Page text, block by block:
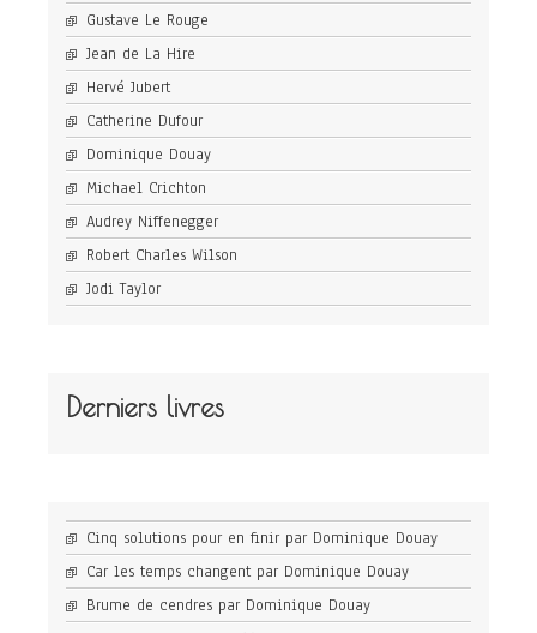
Gustave Le Rouge
Jean de La Hire
Hervé Jubert
Catherine Dufour
Dominique Douay
Michael Crichton
Audrey Niffenegger
Robert Charles Wilson
Jodi Taylor
Derniers livres
Cinq solutions pour en finir par Dominique Douay
Car les temps changent par Dominique Douay
Brume de cendres par Dominique Douay